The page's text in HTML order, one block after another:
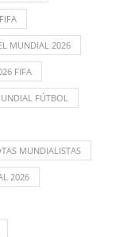
MUNDIAL 2026
FIFA
FÚTBOL
MUNDIALISTAS
2026